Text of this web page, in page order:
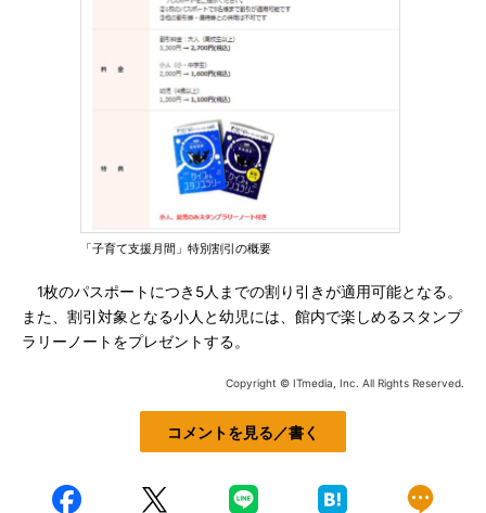
「子育て支援月間」特別割引の概要
1枚のパスポートにつき5人までの割り引きが適用可能となる。
また、割引対象となる小人と幼児には、館内で楽しめるスタンプ
ラリーノートをプレゼントする。
Copyright © ITmedia, Inc. All Rights Reserved.
コメントを見る／書く